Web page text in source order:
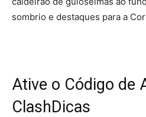
sombrio e destaques para a
Ative o Código de
ClashDicas